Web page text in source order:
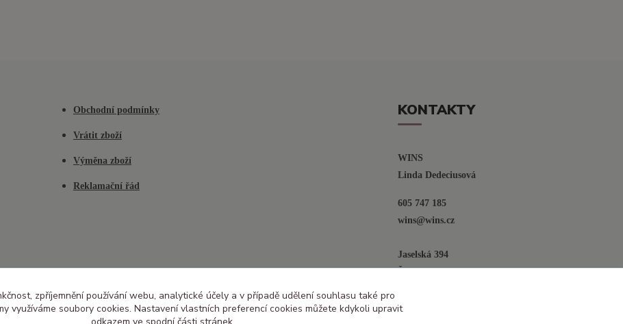
Obchodní podmínky
Vrátit zboží
Výměna zboží
Reklamační řád
KONTAKTY
WINS
Linda Dedeciusová
605 747 185
wins@wins.cz
Jaselská 394
Šenov u N. Jičína
zpříjemnění používání webu, analytické účely a v případě udělení souhlasu také pro
využíváme soubory cookies. Nastavení vlastních preferencí cookies můžete kdykoli upravit